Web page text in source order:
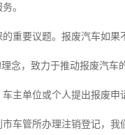
。
重要议题。报废汽车如
念，致力于推动报废汽车
主单位或个人提出报废
车管所办理注销登记，